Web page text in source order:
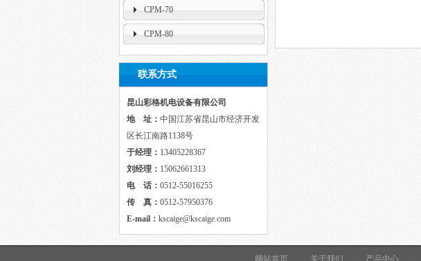
CPM-70
CPM-80
联系方式
昆山彩格机电设备有限公司
地 址： 中国江苏省昆山市经济开发
区长江南路1138号
于经理： 13405228367
刘经理： 15062661313
电 话： 0512-55016255
传 真： 0512-57950376
E-mail： kscaige@kscaige.com
网站首页 关于我们 产品中心